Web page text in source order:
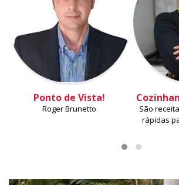
Ponto de Vista!
Roger Brunetto
São
rápidas